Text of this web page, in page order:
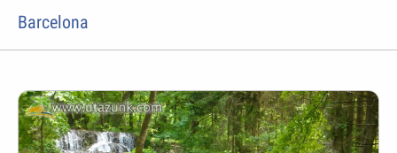
Barcelona